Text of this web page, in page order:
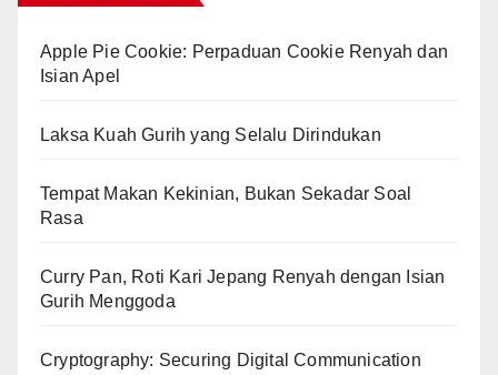
Apple Pie Cookie: Perpaduan Cookie Renyah dan
Isian Apel
Laksa Kuah Gurih yang Selalu Dirindukan
Tempat Makan Kekinian, Bukan Sekadar Soal
Rasa
Curry Pan, Roti Kari Jepang Renyah dengan Isian
Gurih Menggoda
Cryptography: Securing Digital Communication